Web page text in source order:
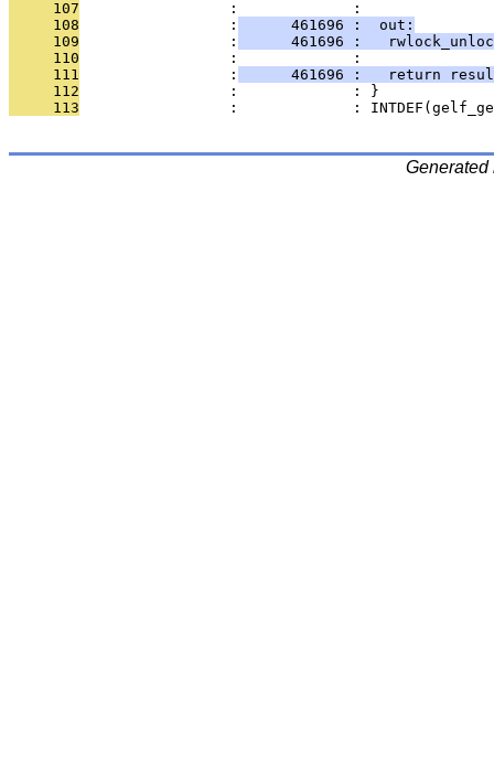
     107
                 :             :
     108
                 :
      461696 :  out:
     109
                 :
461696 :
     110
                 :             :
     111
                 :
461696 :   return
     112
                 :             : }
     113
:             :